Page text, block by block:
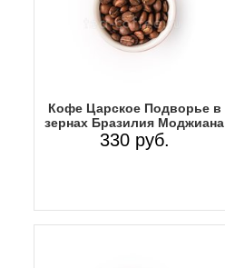
Кофе Царское Подворье в
зернах Бразилия Моджиана
330 руб.